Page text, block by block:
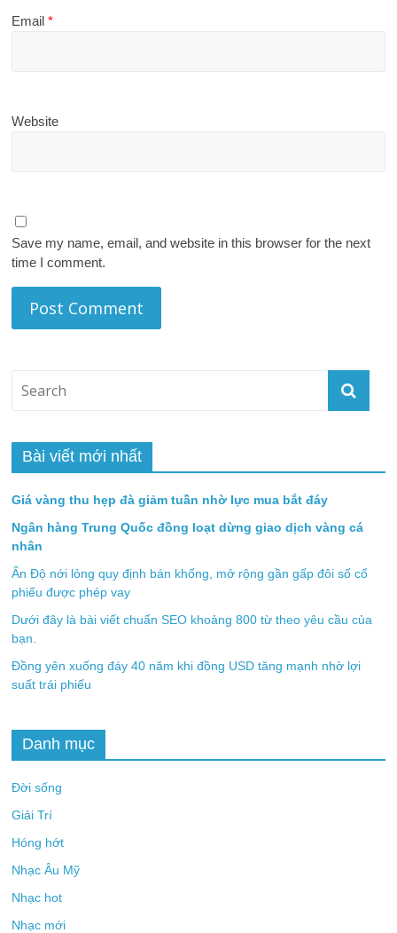
Email*
Website
Save my name, email, and website in this browser for the next
time I comment.
Bài viết mới nhất
Giá vàng thu hẹp đà giảm tuần nhờ lực mua bắt đáy
Ngân hàng Trung Quốc đồng loạt dừng giao dịch vàng cá
nhân
Ấn Độ nới lỏng quy định bán khống, mở rộng gần gấp đôi số cổ
phiếu được phép vay
Dưới đây là bài viết chuẩn SEO khoảng 800 từ theo yêu cầu của
bạn.
Đồng yên xuống đáy 40 năm khi đồng USD tăng mạnh nhờ lợi
suất trái phiếu
Danh mục
Đời sống
Giải Trí
Hóng hớt
Nhạc Âu Mỹ
Nhạc hot
Nhạc mới